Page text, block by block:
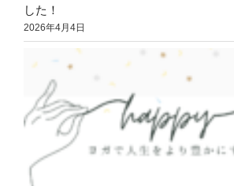
した！
2026年4月4日